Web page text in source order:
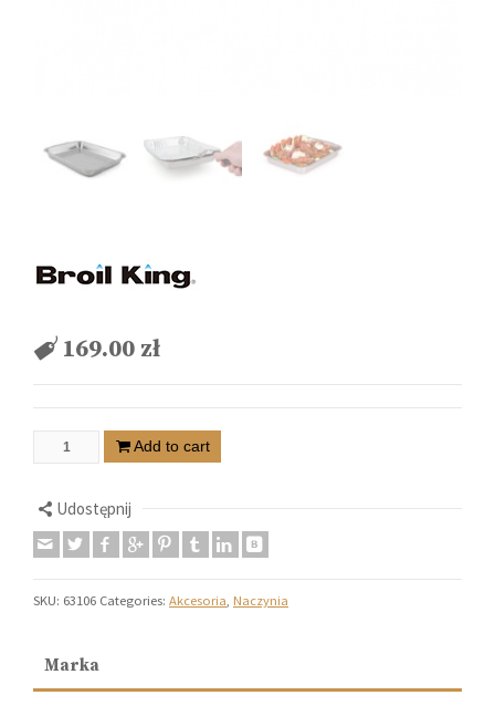
169.00 zł
Add to cart
Udostępnij
SKU: 63106 Categories: Akcesoria Naczynia
Marka